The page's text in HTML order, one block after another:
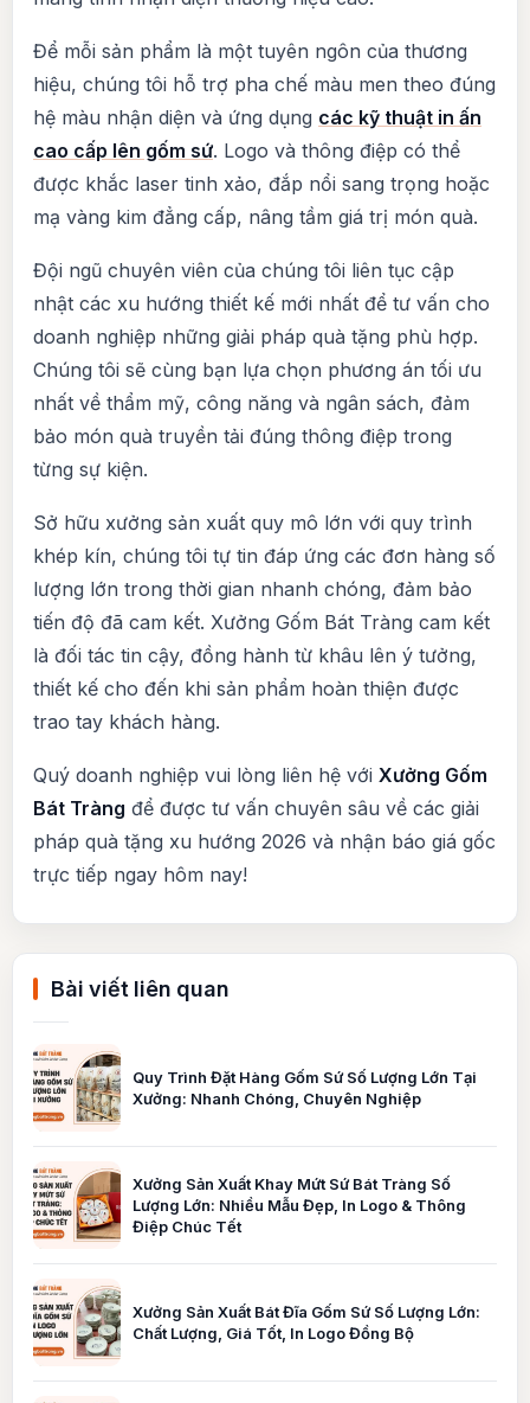
Để mỗi sản phẩm là một tuyên ngôn của thương
hiệu, chúng tôi hỗ trợ pha chế màu men theo đúng
hệ màu nhận diện và ứng dụng các kỹ thuật in ấn
cao cấp lên gốm sứ. Logo và thông điệp có thể
được khắc laser tinh xảo, đắp nổi sang trọng hoặc
mạ vàng kim đẳng cấp, nâng tầm giá trị món quà.
Đội ngũ chuyên viên của chúng tôi liên tục cập
nhật các xu hướng thiết kế mới nhất để tư vấn cho
doanh nghiệp những giải pháp quà tặng phù hợp.
Chúng tôi sẽ cùng bạn lựa chọn phương án tối ưu
nhất về thẩm mỹ, công năng và ngân sách, đảm
bảo món quà truyền tải đúng thông điệp trong
từng sự kiện.
Sở hữu xưởng sản xuất quy mô lớn với quy trình
khép kín, chúng tôi tự tin đáp ứng các đơn hàng số
lượng lớn trong thời gian nhanh chóng, đảm bảo
tiến độ đã cam kết. Xưởng Gốm Bát Tràng cam kết
là đối tác tin cậy, đồng hành từ khâu lên ý tưởng,
thiết kế cho đến khi sản phẩm hoàn thiện được
trao tay khách hàng.
Quý doanh nghiệp vui lòng liên hệ với Xưởng Gốm
Bát Tràng để được tư vấn chuyên sâu về các giải
pháp quà tặng xu hướng 2026 và nhận báo giá gốc
trực tiếp ngay hôm nay!
Bài viết liên quan
Quy Trình Đặt Hàng Gốm Sứ Số Lượng Lớn Tại
Xưởng: Nhanh Chóng, Chuyên Nghiệp
Xưởng Sản Xuất Khay Mứt Sứ Bát Tràng Số
Lượng Lớn: Nhiều Mẫu Đẹp, In Logo & Thông
Điệp Chúc Tết
Xưởng Sản Xuất Bát Đĩa Gốm Sứ Số Lượng Lớn:
Chất Lượng, Giá Tốt, In Logo Đồng Bộ